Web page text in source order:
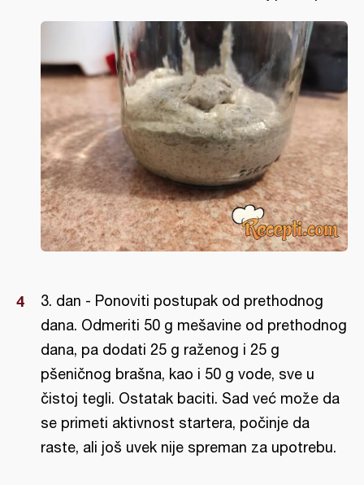
3. dan - Ponoviti postupak od prethodnog
dana. Odmeriti 50 g mešavine od prethodnog
dana, pa dodati 25 g raženog i 25 g
pšeničnog brašna, kao i 50 g vode, sve u
čistoj tegli. Ostatak baciti. Sad već može da
se primeti aktivnost startera, počinje da
raste, ali još uvek nije spreman za upotrebu.